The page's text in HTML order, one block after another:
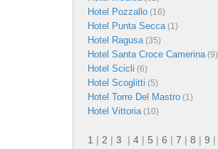
Hotel Pozzallo (16)
Hotel Punta Secca(1)
Hotel Ragusa(35)
Hotel Santa Croce Camerina(9)
Hotel Scicli (6)
Hotel Scoglitti (5)
Hotel Torre Del Mastro (1)
Hotel Vittoria(10)
1 | 2 | 3 | 4 | 5 | 6 | 7 | 8 | 9 |